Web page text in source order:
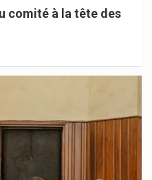
comité à la tête des